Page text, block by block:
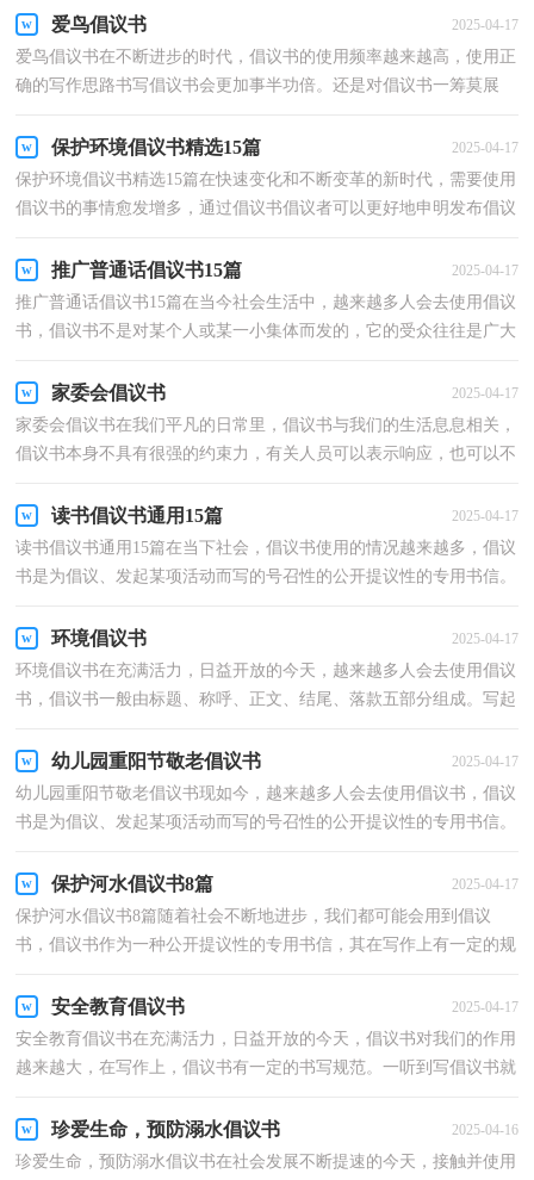
爱鸟倡议书 2025-04-17
爱鸟倡议书在不断进步的时代，倡议书的使用频率越来越高，使用正
确的写作思路书写倡议书会更加事半功倍。还是对倡议书一筹莫展
保护环境倡议书精选15篇 2025-04-17
保护环境倡议书精选15篇在快速变化和不断变革的新时代，需要使用
倡议书的事情愈发增多，通过倡议书倡议者可以更好地申明发布倡议
推广普通话倡议书15篇 2025-04-17
推广普通话倡议书15篇在当今社会生活中，越来越多人会去使用倡议
书，倡议书不是对某个人或某一小集体而发的，它的受众往往是广大
家委会倡议书 2025-04-17
家委会倡议书在我们平凡的日常里，倡议书与我们的生活息息相关，
倡议书本身不具有很强的约束力，有关人员可以表示响应，也可以不
读书倡议书通用15篇 2025-04-17
读书倡议书通用15篇在当下社会，倡议书使用的情况越来越多，倡议
书是为倡议、发起某项活动而写的号召性的公开提议性的专用书信。
环境倡议书 2025-04-17
环境倡议书在充满活力，日益开放的今天，越来越多人会去使用倡议
书，倡议书一般由标题、称呼、正文、结尾、落款五部分组成。写起
幼儿园重阳节敬老倡议书 2025-04-17
幼儿园重阳节敬老倡议书现如今，越来越多人会去使用倡议书，倡议
书是为倡议、发起某项活动而写的号召性的公开提议性的专用书信。
保护河水倡议书8篇 2025-04-17
保护河水倡议书8篇随着社会不断地进步，我们都可能会用到倡议
书，倡议书作为一种公开提议性的专用书信，其在写作上有一定的规
安全教育倡议书 2025-04-17
安全教育倡议书在充满活力，日益开放的今天，倡议书对我们的作用
越来越大，在写作上，倡议书有一定的书写规范。一听到写倡议书就
珍爱生命，预防溺水倡议书 2025-04-16
珍爱生命，预防溺水倡议书在社会发展不断提速的今天，接触并使用